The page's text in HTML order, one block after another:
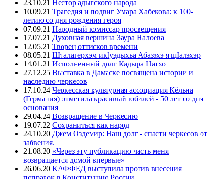
23.10.21 Нестор адыгского народа
10.09.21 Трагедия и подвиг Умара Хабекова: к 100-
летию со дня рождения героя
07.09.21 Народный комиссар просвещения
17.07.21 Духовная вершина Заура Налоева
12.05.21 Творец оттисков времени
08.05.21 Шталагерхэм икIуэдыхьа Абазэхэ я щIалэхэр
14.01.21 Исполненный долг Кадыра Натхо
27.12.25 Выставка в Дамаске посвящена истории и
наследию черкесов
17.10.24 Черкесская культурная ассоциация Кёльна
(Германия) отметила красивый юбилей - 50 лет со дня
основания
29.04.24 Возвращение в Черкесию
19.07.22 Сохраниться как народ
24.10.20 Джем Оздемир: Наш долг - спасти черкесов от
забвения.
21.08.20 «Через эту публикацию часть меня
возвращается домой впервые»
26.06.20 КАФФЕД выступила против внесения